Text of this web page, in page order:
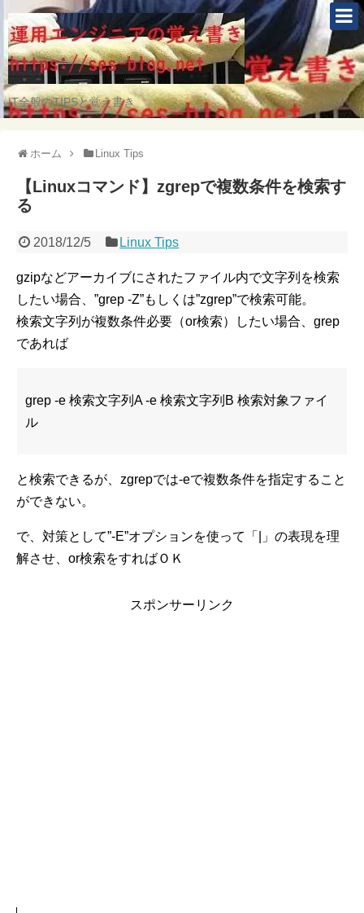
IT全般のTIPSと覚え書き
ホーム Linux Tips
【Linuxコマンド】zgrepで複数条件を検索す
る
2018/12/5 Linux Tips
gzipなどアーカイブにされたファイル内で文字列を検索
したい場合、”grep -Z”もしくは”zgrep”で検索可能。
検索文字列が複数条件必要（or検索）したい場合、grep
であれば
grep -e 検索文字列A -e 検索文字列B 検索対象ファイ
ル
と検索できるが、zgrepでは-eで複数条件を指定すること
ができない。
で、対策として”-E”オプションを使って「|」の表現を理
解させ、or検索をすればＯＫ
スポンサーリンク